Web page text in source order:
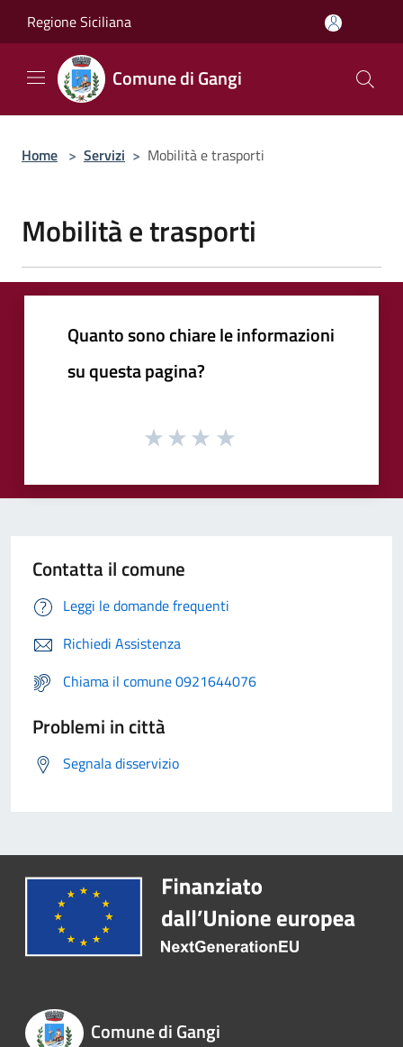
Regione Siciliana
Comune di Gangi
Home > Servizi > Mobilità e trasporti
Mobilità e trasporti
Quanto sono chiare le informazioni
su questa pagina?
Contatta il comune
Leggi le domande frequenti
Richiedi Assistenza
Chiama il comune 0921644076
Problemi in città
Segnala disservizio
Comune di Gangi